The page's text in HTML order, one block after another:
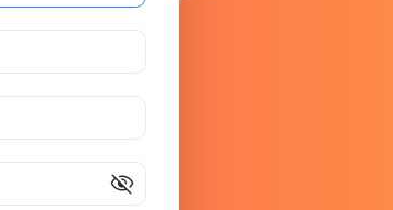
visibility_off